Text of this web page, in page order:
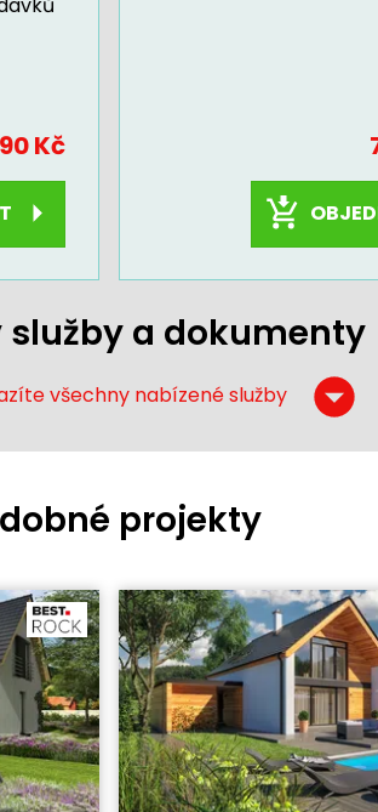
Kč
služby a dokumenty
všechny nabízené služby
projekty